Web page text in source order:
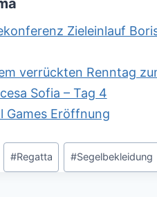
Zieleinlauf
verrückten Renntag
Sofia – Tag 4
Games Eröffnung
#Regatta #Segelbekleidung